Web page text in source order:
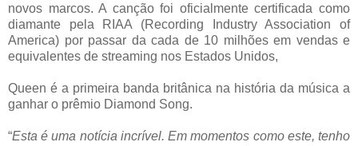
novos marcos. A canção foi oficialmente certificada como
diamante pela RIAA (Recording Industry Association of
America) por passar da cada de 10 milhões em vendas e
equivalentes de streaming nos Estados Unidos,
Queen é a primeira banda britânica na história da música a
ganhar o prêmio Diamond Song.
“Esta é uma notícia incrível. Em momentos como este, tenho